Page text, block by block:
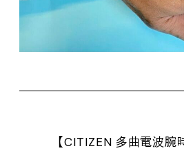
【CITIZEN 多曲電波腕